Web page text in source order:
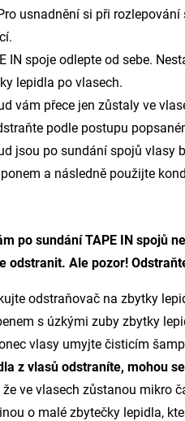
usnadnění si při
.
IN spoje odlepte od sebe.
lepidla po vlasech.
vám přece jen zůstaly ve
podle postupu
jsou po sundání spojů vlasy
a následně použijte
po sundání TAPE IN spojů
odstranit. Ale pozor!
odstraňovač na zbytky
s úzkými zuby zbytky
vlasy umyjte čisticím
z vlasů odstraníte, mohou
že ve vlasech zůstanou mikro
o malé zbytečky lepidla,